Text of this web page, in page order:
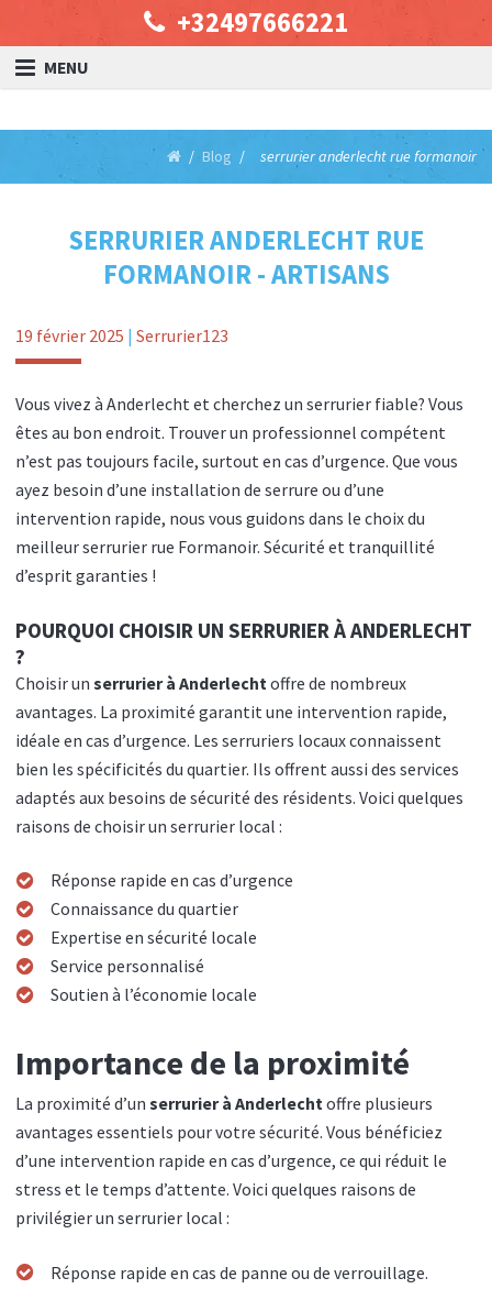
+32497666221
MENU
Blog serrurier anderlecht rue formanoir
SERRURIER ANDERLECHT RUE
FORMANOIR - ARTISANS
19 février 2025 Serrurier123
Vous vivez à Anderlecht et cherchez un serrurier fiable? Vous
êtes au bon endroit. Trouver un professionnel compétent
n’est pas toujours facile, surtout en cas d’urgence. Que vous
ayez besoin d’une installation de serrure ou d’une
intervention rapide, nous vous guidons dans le choix du
meilleur serrurier rue Formanoir. Sécurité et tranquillité
d’esprit garanties !
POURQUOI CHOISIR UN SERRURIER À ANDERLECHT
?
Choisir un serrurier à Anderlecht offre de nombreux
avantages. La proximité garantit une intervention rapide,
idéale en cas d’urgence. Les serruriers locaux connaissent
bien les spécificités du quartier. Ils offrent aussi des services
adaptés aux besoins de sécurité des résidents. Voici quelques
raisons de choisir un serrurier local :
Réponse rapide en cas d’urgence
Connaissance du quartier
Expertise en sécurité locale
Service personnalisé
Soutien à l’économie locale
Importance de la proximité
La proximité d’un serrurier à Anderlechtoffre plusieurs
avantages essentiels pour votre sécurité. Vous bénéficiez
d’une intervention rapide en cas d’urgence, ce qui réduit le
stress et le temps d’attente. Voici quelques raisons de
privilégier un serrurier local :
Réponse rapide en cas de panne ou de verrouillage.